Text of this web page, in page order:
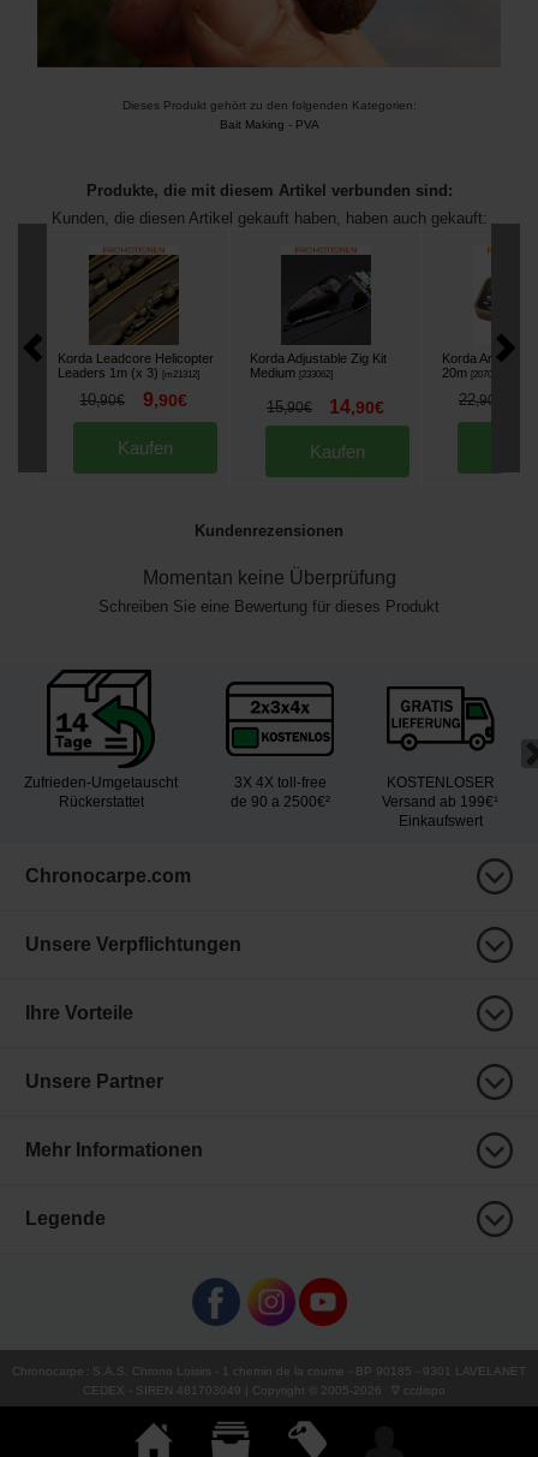
Dieses Produkt gehört zu den folgenden Kategorien:
Bait Making - PVA
Produkte, die mit diesem Artikel verbunden sind:
Kunden, die diesen Artikel gekauft haben, haben auch gekauft:
Korda Leadcore Helicopter
Leaders 1m (x 3)
[m21312]
10,90€ 9,90€
Kaufen
Korda Adjustable Zig Kit
Medium [233062]
15,90€ 14,90€
Kaufen
Korda Arma
20m [207091A
22,90
Kundenrezensionen
Momentan keine Überprüfung
Schreiben Sie eine Bewertung für dieses Produkt
Zufrieden-Umgetauscht
Rückerstattet
3X 4X toll-free
de 90 a 2500€²
KOSTENLOSER
Versand ab 199€¹
Einkaufswert
Chronocarpe.com
Unsere Verpflichtungen
Ihre Vorteile
Unsere Partner
Mehr Informationen
Legende
Chronocarpe : S.A.S. Chrono Loisirs - 1 chemin de la coume - BP 90185 - 9301 LAVELANET
CEDEX - SIREN 481703049 | Copyright © 2005-2026 ∇ ccdispo